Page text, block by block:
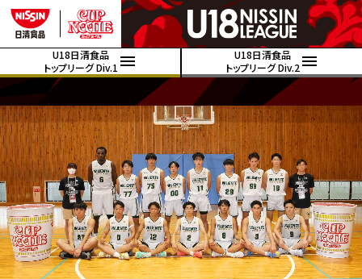
U18日清食品
トップリーグ Div.1
U18日清食品
トップリーグ Div.2